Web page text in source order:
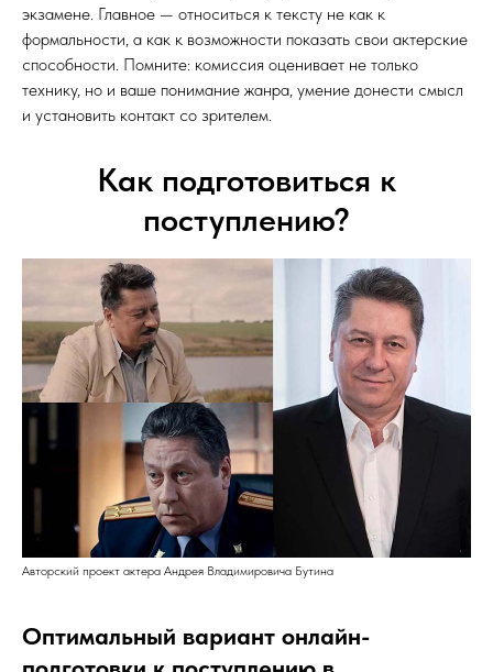
экзамене. Главное — относиться к тексту не как к
формальности, а как к возможности показать свои актерские
способности. Помните: комиссия оценивает не только
технику, но и ваше понимание жанра, умение донести смысл
и установить контакт со зрителем.
Как подготовиться к
поступлению?
Авторский проект актера Андрея Владимировича Бутина
Оптимальный вариант онлайн-